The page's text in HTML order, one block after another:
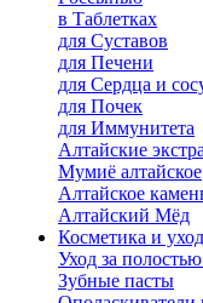
в Таблетках
для Cуставов
для Печени
для Сердца и
для Почек
для Иммунитета
Алтайские
Мумиё алтайское
Алтайское
Алтайский Мёд
Косметика и уход
Уход за полостью
Зубные пасты